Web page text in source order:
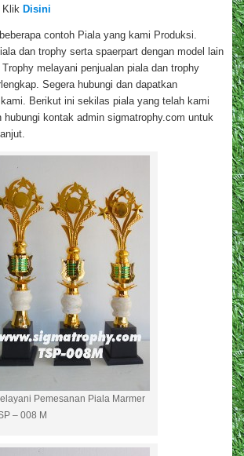
Klik Disini
contoh Piala yang kami Produksi.
dan trophy serta spaerpart dengan model lain
melayani penjualan piala dan trophy
Segera hubungi dan dapatkan
Berikut ini sekilas piala yang telah kami
hubungi kontak admin sigmatrophy.com untuk
Pemesanan Piala Marmer
– 008 M